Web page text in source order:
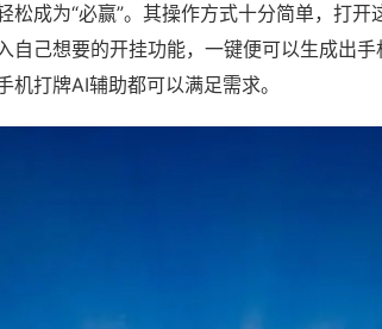
松成为“必赢”。其操作方式十分简单，打
自己想要的开挂功能，一键便可以生成出
机打牌AI辅助都可以满足需求。